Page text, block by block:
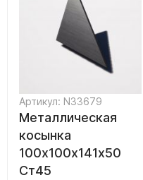
Артикул: N33679
Металлическая
косынка
100х100х141х50
Ст45